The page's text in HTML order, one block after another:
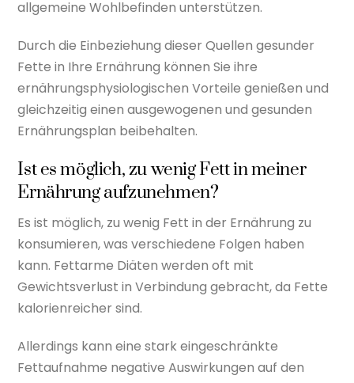
allgemeine Wohlbefinden unterstützen.
Durch die Einbeziehung dieser Quellen gesunder
Fette in Ihre Ernährung können Sie ihre
ernährungsphysiologischen Vorteile genießen und
gleichzeitig einen ausgewogenen und gesunden
Ernährungsplan beibehalten.
Ist es möglich, zu wenig Fett in meiner
Ernährung aufzunehmen?
Es ist möglich, zu wenig Fett in der Ernährung zu
konsumieren, was verschiedene Folgen haben
kann. Fettarme Diäten werden oft mit
Gewichtsverlust in Verbindung gebracht, da Fette
kalorienreicher sind.
Allerdings kann eine stark eingeschränkte
Fettaufnahme negative Auswirkungen auf den